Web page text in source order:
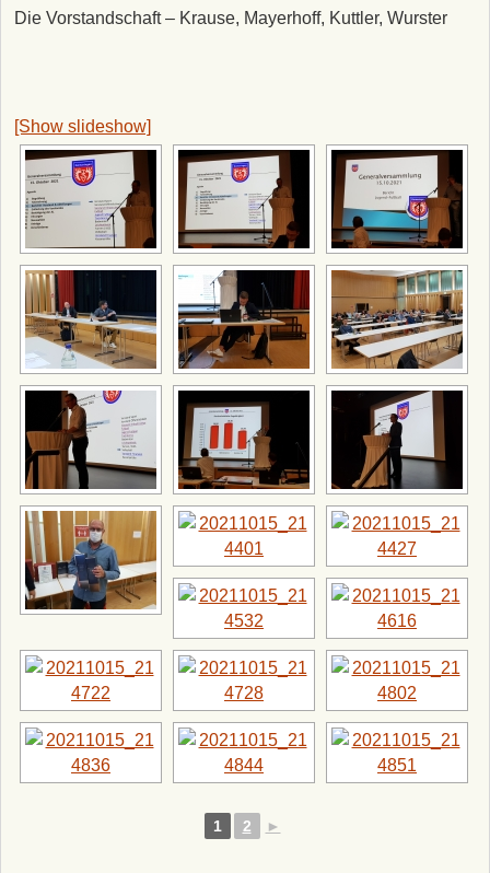
Die Vorstandschaft – Krause, Mayerhoff, Kuttler, Wurster
[Show slideshow]
1 2 ►